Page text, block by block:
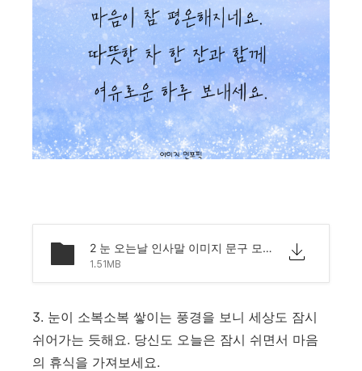
2 눈 오는날 인사말 이미지 문구 모음.png
1.51MB
3. 눈이 소복소복 쌓이는 풍경을 보니 세상도 잠시
쉬어가는 듯해요. 당신도 오늘은 잠시 쉬면서 마음
의 휴식을 가져보세요.